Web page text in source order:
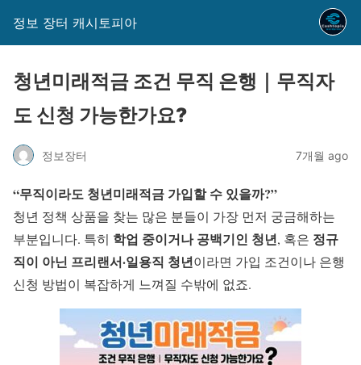
정보 장터 캐시토피아
청년미래적금 조건 무직 은행｜무직자
도 신청 가능한가요?
정보장터 7개월 ago
“무직이라도 청년미래적금 가입할 수 있을까?”
청년 정책 상품을 찾는 많은 분들이 가장 먼저 궁금해하는
부분입니다. 특히 학업 중이거나 공백기인 청년, 혹은 정규
직이 아닌 프리랜서·일용직 청년이라면 가입 조건이나 은행
신청 방법이 복잡하게 느껴질 수밖에 없죠.